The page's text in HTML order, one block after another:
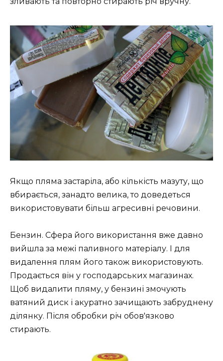
Якщо пляма застаріла, або кількість мазуту, що
вбирається, занадто велика, то доведеться
використовувати більш агресивні речовини.
Бензин. Сфера його використання вже давно
вийшла за межі паливного матеріалу. І для
видалення плям його також використовують.
Продається він у господарських магазинах.
Щоб видалити пляму, у бензині змочують
ватяний диск і акуратно зачищають забруднену
ділянку. Після обробки річ обов'язково
стирають.